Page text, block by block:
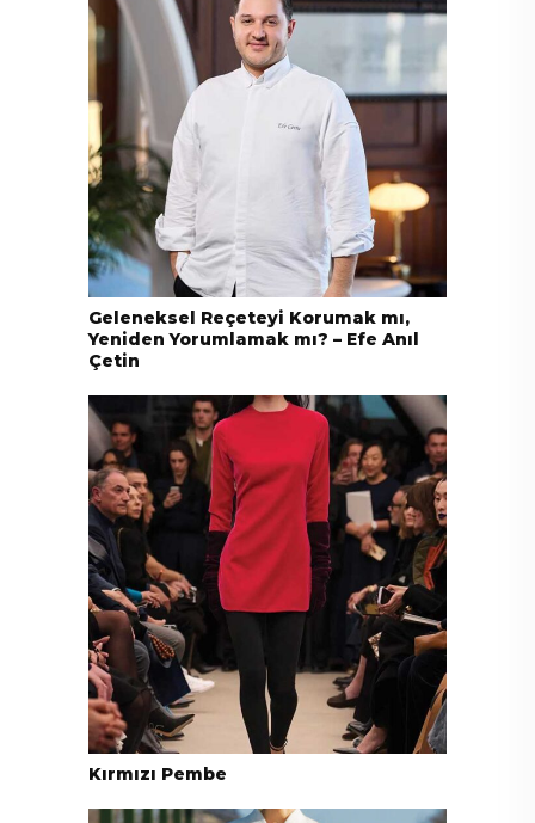
Geleneksel Reçeteyi Korumak mı,
Yeniden Yorumlamak mı? – Efe Anıl
Çetin
Kırmızı Pembe